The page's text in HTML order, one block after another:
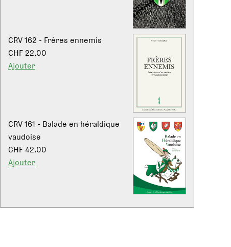
CRV 162 - Frères ennemis
CHF 22.00
Ajouter
CRV 161 - Balade en héraldique
vaudoise
CHF 42.00
Ajouter